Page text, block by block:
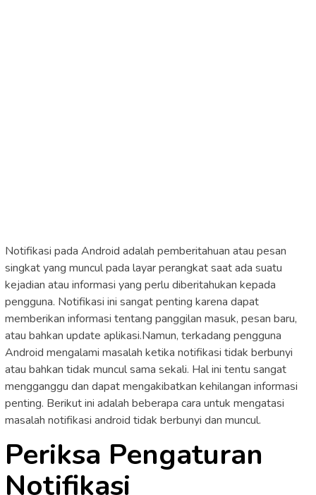
Notifikasi pada Android adalah pemberitahuan atau pesan
singkat yang muncul pada layar perangkat saat ada suatu
kejadian atau informasi yang perlu diberitahukan kepada
pengguna. Notifikasi ini sangat penting karena dapat
memberikan informasi tentang panggilan masuk, pesan baru,
atau bahkan update aplikasi.Namun, terkadang pengguna
Android mengalami masalah ketika notifikasi tidak berbunyi
atau bahkan tidak muncul sama sekali. Hal ini tentu sangat
mengganggu dan dapat mengakibatkan kehilangan informasi
penting. Berikut ini adalah beberapa cara untuk mengatasi
masalah notifikasi android tidak berbunyi dan muncul.
Periksa Pengaturan
Notifikasi